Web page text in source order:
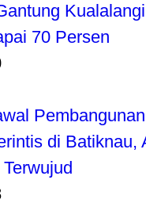
70 Persen
di Batiknau,